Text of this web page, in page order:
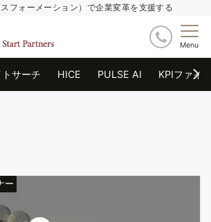
フォーメーション）で企業変革を支援する
Menu
サーチ HICE PULSE AI KPIファイ
ー